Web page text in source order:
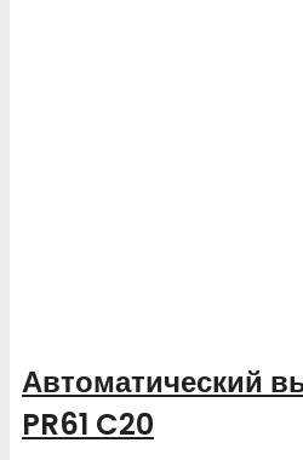
Автоматический
PR61 C20